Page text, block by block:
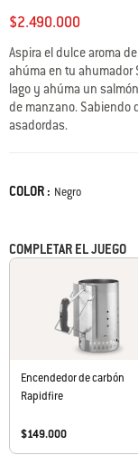
$2.490.000
Aspira el dulce aroma
ahúma en tu ahumador
lago y ahúma un
de manzano. Sabiendo
asadordas.
Color
COLOR : Negro
COMPLETAR EL JUEGO
Encendedor de carbón
Rapidfire
$149.000